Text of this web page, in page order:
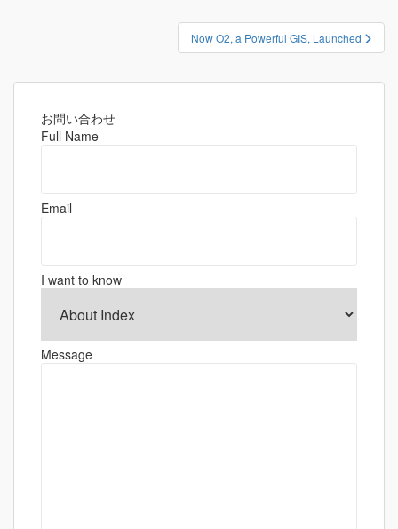
ナ
Now O2, a Powerful GIS, Launched
お問い合わせ
Full Name
Email
I want to know
Message